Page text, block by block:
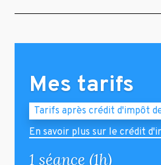
Mes tarifs
Tarifs après crédit d'impôt
En savoir plus sur le crédit
1 séance (1h)